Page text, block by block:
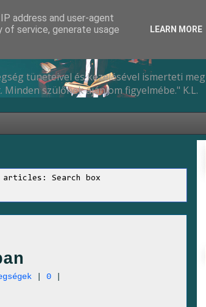
tüneteivel és kezelésével ismerteti meg
szülőnek ajánlom figyelmébe." K.L.
articles: Search box
0
address and user-agent
of service, generate usage
LEARN MORE